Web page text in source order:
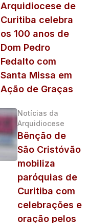
Arquidiocese de
Curitiba celebra
os 100 anos de
Dom Pedro
Fedalto com
Santa Missa em
Ação de Graças
Notícias da
Arquidiocese
Bênção de
São Cristóvão
mobiliza
paróquias de
Curitiba com
celebrações e
oração pelos